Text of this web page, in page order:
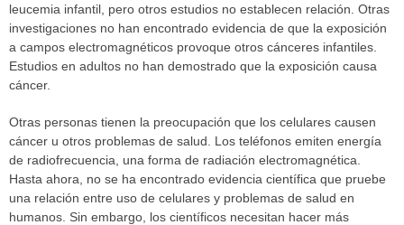
leucemia infantil, pero otros estudios no establecen relación. Otras
investigaciones no han encontrado evidencia de que la exposición
a campos electromagnéticos provoque otros cánceres infantiles.
Estudios en adultos no han demostrado que la exposición causa
cáncer.
Otras personas tienen la preocupación que los celulares causen
cáncer u otros problemas de salud. Los teléfonos emiten energía
de radiofrecuencia, una forma de radiación electromagnética.
Hasta ahora, no se ha encontrado evidencia científica que pruebe
una relación entre uso de celulares y problemas de salud en
humanos. Sin embargo, los científicos necesitan hacer más